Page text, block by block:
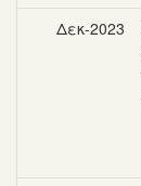
Δεκ-2023